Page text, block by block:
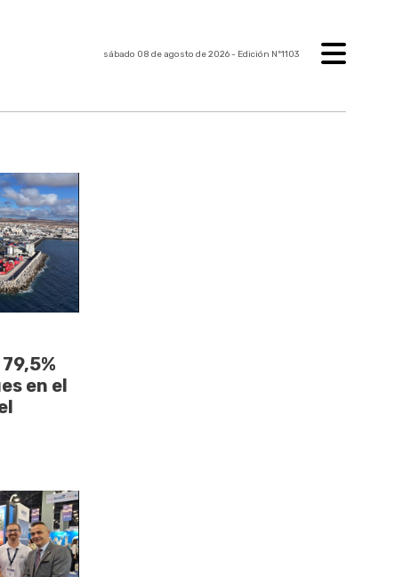
sábado 08 de agosto de 2026- Edición Nº1103
en el